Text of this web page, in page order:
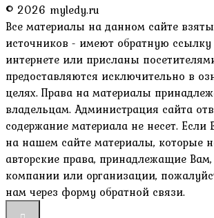
© 2026 myledy.ru
Все материалы на данном сайте
источников - имеют обратную
интернете или присланы
предоставляются исключительно в
целях. Права на материалы
владельцам. Администрация сайта
содержание материала не несет.
на нашем сайте материалы, которые
авторские права, принадлежащие
компании или организации,
нам через форму обратной связи.